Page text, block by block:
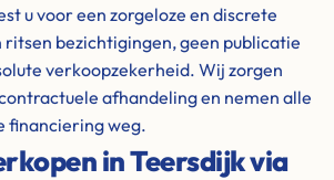
u voor een zorgeloze en discrete
bezichtigingen, geen publicatie
verkoopzekerheid. Wij zorgen
afhandeling en nemen alle
financiering weg.
in Teersdijk via